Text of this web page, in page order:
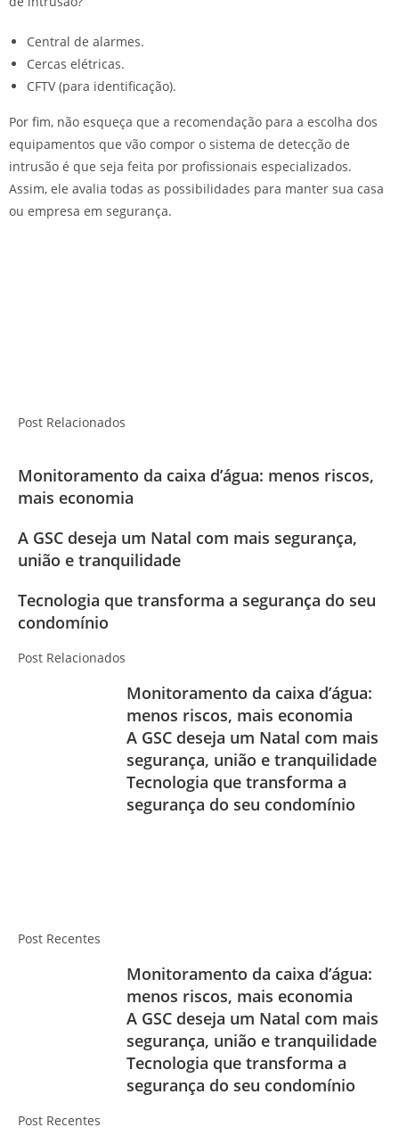
Central de alarmes.
Cercas elétricas.
CFTV (para identificação).
Por fim, não esqueça que a recomendação para a escolha dos
equipamentos que vão compor o sistema de detecção de
intrusão é que seja feita por profissionais especializados.
Assim, ele avalia todas as possibilidades para manter sua casa
ou empresa em segurança.
Post Relacionados
Monitoramento da caixa d’água: menos riscos,
mais economia
A GSC deseja um Natal com mais segurança,
união e tranquilidade
Tecnologia que transforma a segurança do seu
condomínio
Post Relacionados
Monitoramento da caixa d’água:
menos riscos, mais economia
A GSC deseja um Natal com mais
segurança, união e tranquilidade
Tecnologia que transforma a
segurança do seu condomínio
Post Recentes
Monitoramento da caixa d’água:
menos riscos, mais economia
A GSC deseja um Natal com mais
segurança, união e tranquilidade
Tecnologia que transforma a
segurança do seu condomínio
Post Recentes